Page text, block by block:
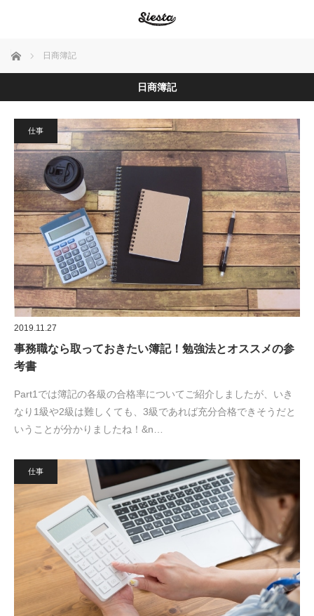
ホーム 日商簿記
日商簿記
仕事
2019.11.27
事務職なら取っておきたい簿記！勉強法とオススメの参
考書
Part1では簿記の各級の合格率についてご紹介しましたが、いき
なり1級や2級は難しくても、3級であれば充分合格できそうだと
いうことが分かりましたね！&n…
仕事